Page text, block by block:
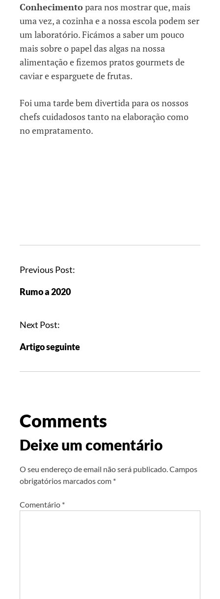
Conhecimento para nos mostrar que, mais
uma vez, a cozinha e a nossa escola podem ser
um laboratório. Ficámos a saber um pouco
mais sobre o papel das algas na nossa
alimentação e fizemos pratos gourmets de
caviar e esparguete de frutas.
Foi uma tarde bem divertida para os nossos
chefs cuidadosos tanto na elaboração como
no empratamento.
Previous Post:
Rumo a 2020
Next Post:
Artigo seguinte
Comments
Deixe um comentário
O seu endereço de email não será publicado. Campos
obrigatórios marcados com *
Comentário *